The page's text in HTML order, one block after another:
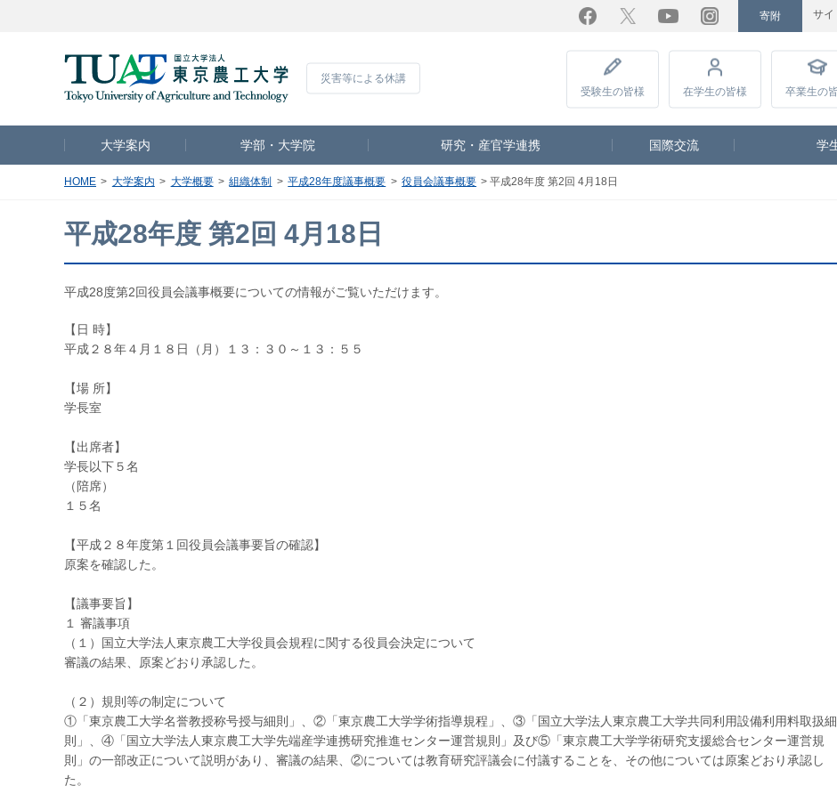
サイ
寄附
Facebook Twitter YouTube Instagram
災害等による休講
受験生の皆様 在学生の皆様 卒業生の
大学案内 学部・大学院 研究・産官学連携 国際交流 学
HOME 大学案内 大学概要 組織体制 平成28年度議事概要 役員会議事概要 平成28年度 第2回 4月18日
平成28年度 第2回 4月18日
平成28度第2回役員会議事概要についての情報がご覧いただけます。
【日 時】
平成２８年４月１８日（月）１３：３０～１３：５５
【場 所】
学長室
【出席者】
学長以下５名
（陪席）
１５名
【平成２８年度第１回役員会議事要旨の確認】
原案を確認した。
【議事要旨】
１ 審議事項
（１）国立大学法人東京農工大学役員会規程に関する役員会決定について
審議の結果、原案どおり承認した。
（２）規則等の制定について
①「東京農工大学名誉教授称号授与細則」、②「東京農工大学学術指導規程」、③「国立大学法人東京農工大学共同利用設備利用料取扱細
則」、④「国立大学法人東京農工大学先端産学連携研究推進センター運営規則」及び⑤「東京農工大学学術研究支援総合センター運営規
則」の一部改正について説明があり、審議の結果、②については教育研究評議会に付議することを、その他については原案どおり承認し
た。